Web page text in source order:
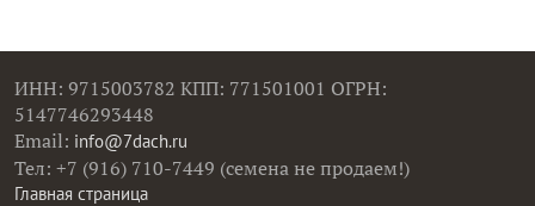
ИНН: 9715003782 КПП: 771501001 ОГРН:
5147746293448
Email: info@7dach.ru
Тел: +7 (916) 710-7449 (семена не продаем!)
Главная страница